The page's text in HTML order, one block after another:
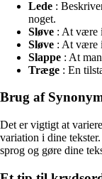
Lede :
noget.
Sløve : At være
Sløve : At være
Slappe : At
Træge : En
Brug af
Det er vigtigt at
variation i dine
sprog og gøre dine